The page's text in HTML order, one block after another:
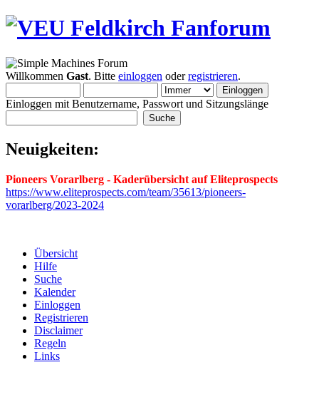
Willkommen Gast. Bitte einloggen oderregistrieren.
Einloggen mit Benutzername, Passwort und Sitzungslänge
Neuigkeiten:
Pioneers Vorarlberg - Kaderübersicht auf Eliteprospects
https://www.eliteprospects.com/team/35613/pioneers-
vorarlberg/2023-2024
Übersicht
Hilfe
Suche
Kalender
Einloggen
Registrieren
Disclaimer
Regeln
Links